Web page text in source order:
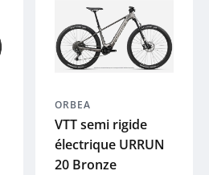
ORBEA
VTT semi rigide
électrique URRUN
20 Bronze